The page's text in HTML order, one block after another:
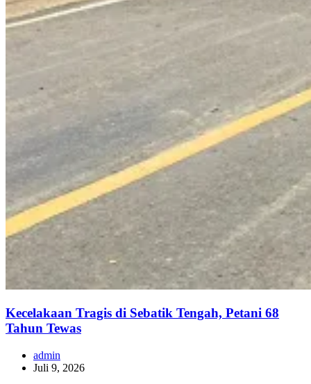
Kecelakaan Tragis di Sebatik Tengah, Petani 68
Tahun Tewas
admin
Juli 9, 2026